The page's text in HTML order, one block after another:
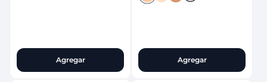
Agregar Agregar